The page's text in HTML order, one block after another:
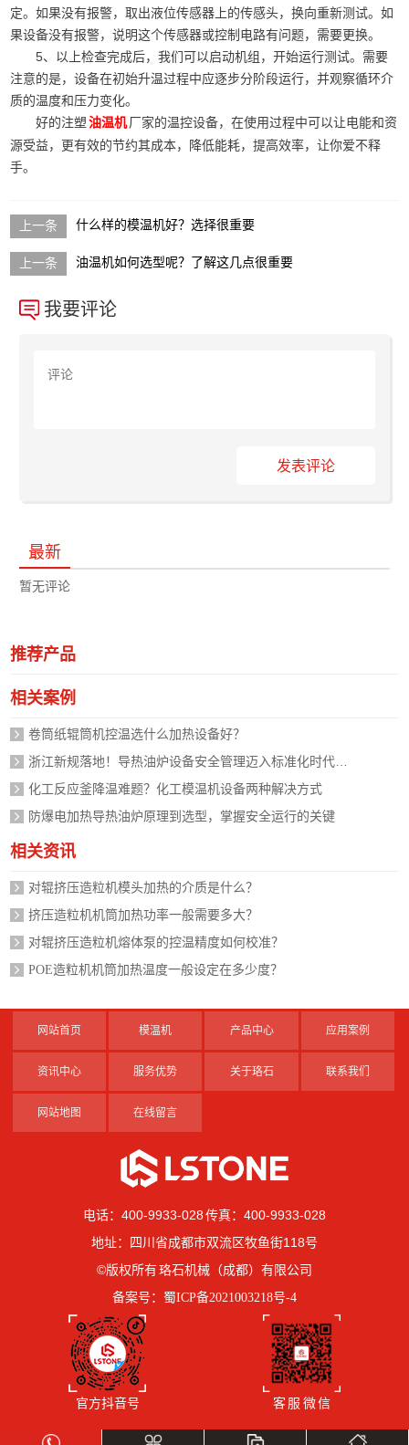
定。如果没有报警，取出液位传感器上的传感头，换向重新测试。如
果设备没有报警，说明这个传感器或控制电路有问题，需要更换。
5、以上检查完成后，我们可以启动机组，开始运行测试。需要
注意的是，设备在初始升温过程中应逐步分阶段运行，并观察循环介
质的温度和压力变化。
好的注塑 油温机厂家的温控设备，在使用过程中可以让电能和资
源受益，更有效的节约其成本，降低能耗，提高效率，让你爱不释
手。
什么样的模温机好？选择很重要
油温机如何选型呢？了解这几点很重要
我要评论
发表评论
最新
暂无评论
推荐产品
相关案例
卷筒纸辊筒机控温选什么加热设备好？
化工反应釜降温难题？化工模温机设备两种解决方式
防爆电加热导热油炉原理到选型，掌握安全运行的关键
相关资讯
对辊挤压造粒机模头加热的介质是什么？
挤压造粒机机筒加热功率一般需要多大？
对辊挤压造粒机熔体泵的控温精度如何校准？
POE造粒机机筒加热温度一般设定在多少度？
网站首页 模温机 产品中心 应用案例
资讯中心 服务优势 关于珞石 联系我们
网站地图 在线留言
电话：400-9933-028 传真：400-9933-028
地址：四川省成都市双流区牧鱼街118号
©版权所有 珞石机械（成都）有限公司
备案号： 蜀ICP备2021003218号-4
官方抖音号 客 服 微 信